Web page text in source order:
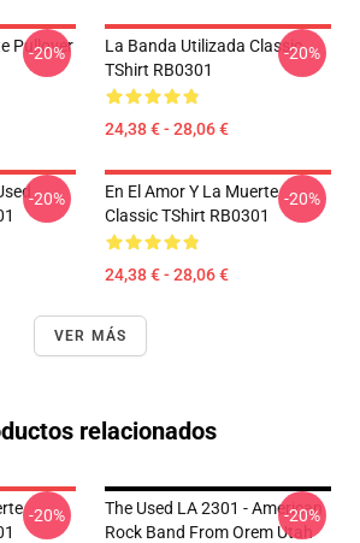
Pullover
-20%
La Banda Utilizada Classic
TShirt RB0301
24,38 € - 28,06 €
-20%
-20%
En El Amor Y La Muerte
Classic TShirt RB0301
24,38 € - 28,06 €
-20%
VER MÁS
relacionados
-20%
The Used LA 2301 - American
Rock Band From Orem Utah
-20%